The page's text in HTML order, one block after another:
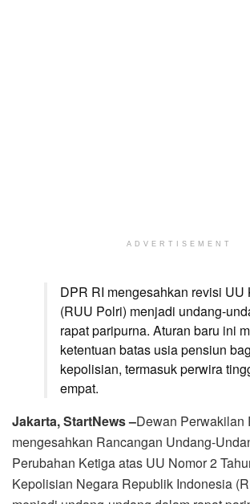
ADVERTISEMENT
DPR RI mengesahkan revisi UU
(RUU Polri) menjadi undang-
rapat paripurna. Aturan baru ini
ketentuan batas usia pensiun
kepolisian, termasuk perwira
empat.
Jakarta, StartNews –Dewan Perwakilan
mengesahkan Rancangan Undang-
Perubahan Ketiga atas UU Nomor 2
Kepolisian Negara Republik Indonesia